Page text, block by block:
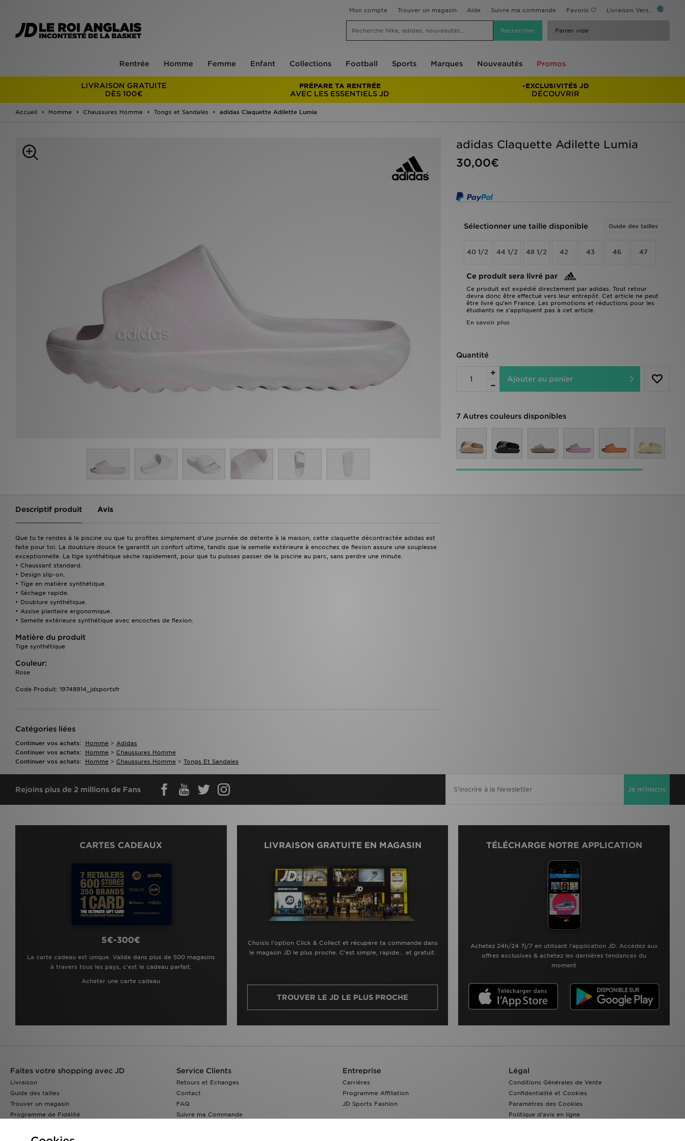
Mon compte Trouver un magasin Aide Suivre ma commande Favoris Livraison Vers...
Panier vide
Rentrée Homme Femme Enfant Collections Football Sports Marques Nouveautés Promos
LIVRAISON GRATUITE
DÈS 100€
PRÉPARE TA RENTRÉE
AVEC LES ESSENTIELS JD
-EXCLUSIVITÉS JD
DÉCOUVRIR
Accueil Homme Chaussures Homme Tongs et Sandales adidas Claquette Adilette Lumia
adidas Claquette Adilette Lumia
30,00€
Sélectionner une taille disponible Guide des tailles
40 1/2 44 1/2 48 1/2 42 43 46 47
Ce produit sera livré par
Ce produit est expédié directement par adidas. Tout retour
devra donc être effectué vers leur entrepôt. Cet article ne peut
être livré qu’en France. Les promotions et réductions pour les
étudiants ne s’appliquent pas à cet article.
En savoir plus
Quantité
Ajouter au panier
7 Autres couleurs disponibles
Descriptif produit Avis
Que tu te rendes à la piscine ou que tu profites simplement d'une journée de détente à la maison, cette claquette décontractée adidas est
faite pour toi. La doublure douce te garantit un confort ultime, tandis que la semelle extérieure à encoches de flexion assure une souplesse
exceptionnelle. La tige synthétique sèche rapidement, pour que tu puisses passer de la piscine au parc, sans perdre une minute.
• Chaussant standard.
• Design slip-on.
• Tige en matière synthétique.
• Séchage rapide.
• Doublure synthétique.
• Assise plantaire ergonomique.
• Semelle extérieure synthétique avec encoches de flexion.
Matière du produit
Tige synthétique
Couleur:
Rose
Code Produit: 19748914_jdsportsfr
Catégories liées
Continuer vos achats: Homme > Adidas
Continuer vos achats:
Homme > Chaussures Homme
Continuer vos achats:
Homme > Chaussures Homme > Tongs Et Sandales
Rejoins plus de 2 millions de Fans Je m'inscris
CARTES CADEAUX
5€-300€
La carte cadeau est unique. Valide dans plus de 500 magasins
à travers tous les pays, c'est le cadeau parfait.
Acheter une carte cadeau
LIVRAISON GRATUITE EN MAGASIN
Choisis l’option Click & Collect et récupère ta commande dans
le magasin JD le plus proche. C’est simple, rapide… et gratuit.
TROUVER LE JD LE PLUS PROCHE
TÉLÉCHARGE NOTRE APPLICATION
Achetez 24h/24 7j/7 en utilisant l'application JD. Accèdez aux
offres exclusives & achetez les dernières tendances du
moment
Faites votre shopping avec JD
Livraison
Guide des tailles
Trouver un magasin
Programme de Fidélité
JD Blog
Service Clients
Retours et Echanges
Contact
FAQ
Suivre ma Commande
Entreprise
Carrières
Programme Affiliation
JD Sports Fashion
Légal
Conditions Générales de Vente
Confidentialité et Cookies
Paramètres des Cookies
Politique d'avis en ligne